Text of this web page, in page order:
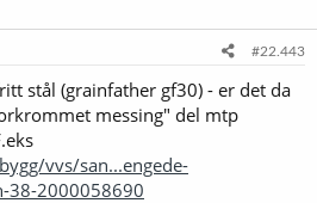
#22.443
stål (grainfather gf30) - er det da
messing" del mtp
vvs/san...engede-
38-2000058690